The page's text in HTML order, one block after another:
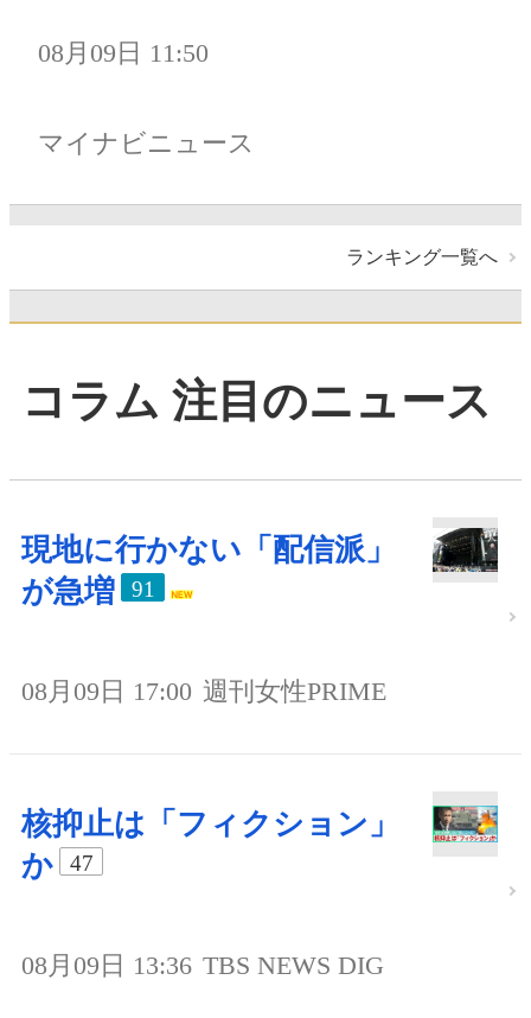
08月09日 11:50
マイナビニュース
ランキング一覧へ
コラム 注目のニュース
現地に行かない「配信派」
が急増
91
08月09日 17:00 週刊女性PRIME
核抑止は「フィクション」
か
47
08月09日 13:36 TBS NEWS DIG